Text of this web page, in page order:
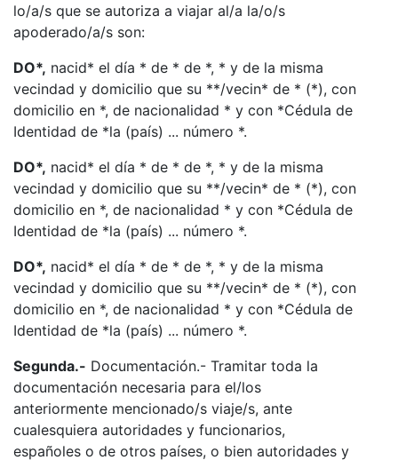
lo/a/s que se autoriza a viajar al/a la/o/s
apoderado/a/s son:
DO*, nacid* el día * de * de *, * y de la misma
vecindad y domicilio que su **/vecin* de * (*), con
domicilio en *, de nacionalidad * y con *Cédula de
Identidad de *la (país) ... número *.
DO*, nacid* el día * de * de *, * y de la misma
vecindad y domicilio que su **/vecin* de * (*), con
domicilio en *, de nacionalidad * y con *Cédula de
Identidad de *la (país) ... número *.
DO*, nacid* el día * de * de *, * y de la misma
vecindad y domicilio que su **/vecin* de * (*), con
domicilio en *, de nacionalidad * y con *Cédula de
Identidad de *la (país) ... número *.
Segunda.- Documentación.- Tramitar toda la
documentación necesaria para el/los
anteriormente mencionado/s viaje/s, ante
cualesquiera autoridades y funcionarios,
españoles o de otros países, o bien autoridades y